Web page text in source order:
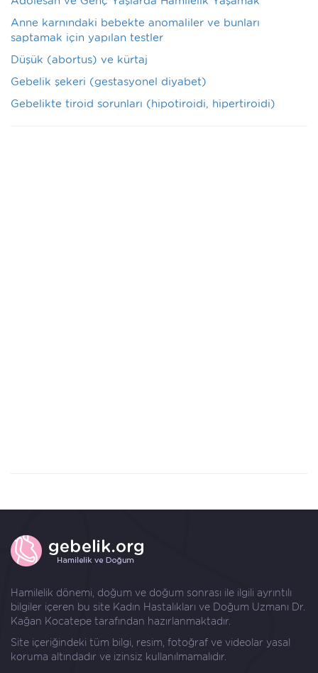
Anne karnındaki bebekte anomaliler ve bunları
saptamak için yapılan testler
Düşük (abortus) ve kürtaj
Gebelik şekeri (gestasyonel diyabet)
Gebelikte tiroid sorunları (hipotiroidi, hipertiroidi)
Hamilelik dönemi, doğum ve doğum sonrası ile ilgili ayrıntılı
bilgiler içeren bu site Kadın Hastalıkları ve Doğum Uzmanı Dr.
Kağan Kocatepe tarafından hazırlanmaktadır.
Site içeriğindeki tüm bilgi, resim, fotoğraf ve videolar yasal
koruma altındadır ve izinsiz kullanılmamalıdır.